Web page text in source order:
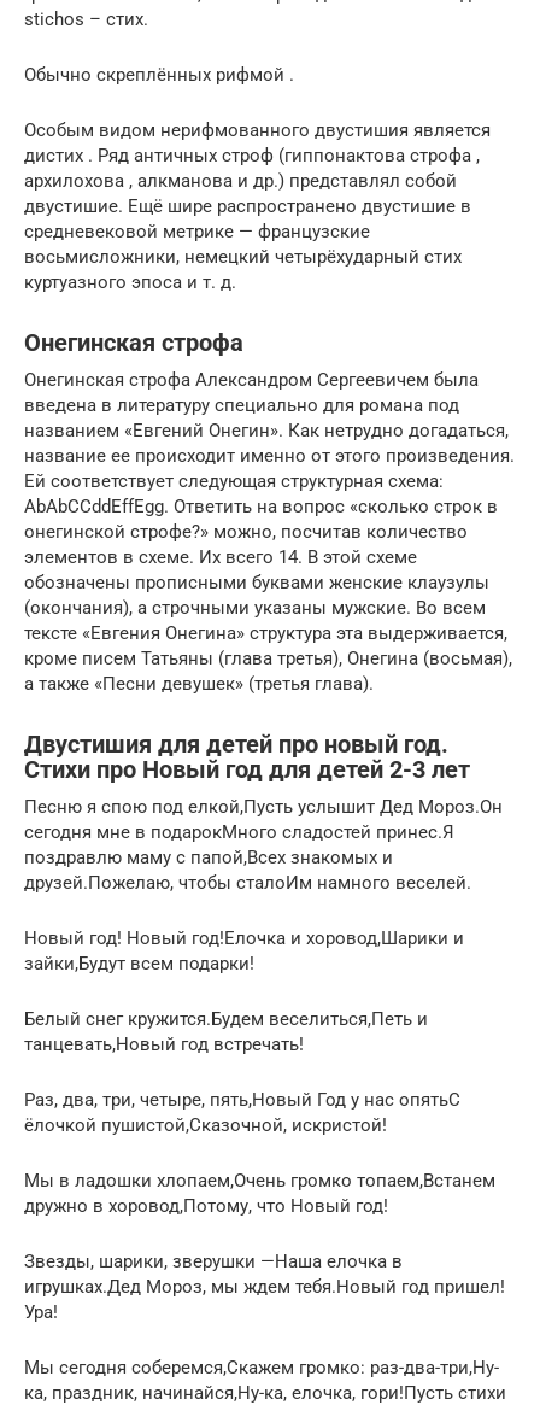
stichos – стих.
Обычно скреплённых рифмой .
Особым видом нерифмованного двустишия является
дистих . Ряд античных строф (гиппонактова строфа ,
архилохова , алкманова и др.) представлял собой
двустишие. Ещё шире распространено двустишие в
средневековой метрике — французские
восьмисложники, немецкий четырёхударный стих
куртуазного эпоса и т. д.
Онегинская строфа
Онегинская строфа Александром Сергеевичем была
введена в литературу специально для романа под
названием «Евгений Онегин». Как нетрудно догадаться,
название ее происходит именно от этого произведения.
Ей соответствует следующая структурная схема:
AbAbCCddEffEgg. Ответить на вопрос «сколько строк в
онегинской строфе?» можно, посчитав количество
элементов в схеме. Их всего 14. В этой схеме
обозначены прописными буквами женские клаузулы
(окончания), а строчными указаны мужские. Во всем
тексте «Евгения Онегина» структура эта выдерживается,
кроме писем Татьяны (глава третья), Онегина (восьмая),
а также «Песни девушек» (третья глава).
Двустишия для детей про новый год.
Стихи про Новый год для детей 2-3 лет
Песню я спою под елкой,Пусть услышит Дед Мороз.Он
сегодня мне в подарокМного сладостей принес.Я
поздравлю маму с папой,Всех знакомых и
друзей.Пожелаю, чтобы сталоИм намного веселей.
Новый год! Новый год!Елочка и хоровод,Шарики и
зайки,Будут всем подарки!
Белый снег кружится.Будем веселиться,Петь и
танцевать,Новый год встречать!
Раз, два, три, четыре, пять,Новый Год у нас опятьС
ёлочкой пушистой,Сказочной, искристой!
Мы в ладошки хлопаем,Очень громко топаем,Встанем
дружно в хоровод,Потому, что Новый год!
Звезды, шарики, зверушки —Наша елочка в
игрушках.Дед Мороз, мы ждем тебя.Новый год пришел!
Ура!
Мы сегодня соберемся,Скажем громко: раз-два-три,Ну-
ка, праздник, начинайся,Ну-ка, елочка, гори!Пусть стихи